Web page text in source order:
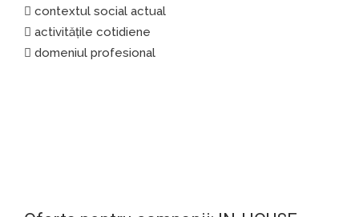
contextul social actual
activitățile cotidiene
domeniul profesional